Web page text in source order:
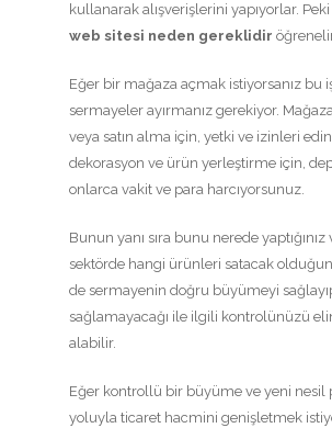
kullanarak alışverişlerini yapıyorlar. Peki
web sitesi neden gereklidir
Eğer bir mağaza açmak istiyorsanız bu
sermayeler ayırmanız gerekiyor.
veya satın alma için, yetki ve izinleri
dekorasyon ve ürün yerleştirme için,
onlarca vakit ve para harcıyorsunuz.
Bunun yanı sıra bunu nerede yaptığınız
sektörde hangi ürünleri satacak
de sermayenin doğru büyümeyi
sağlamayacağı ile ilgili kontrolünüzü
alabilir.
Eğer kontrollü bir büyüme ve yeni nesil
yoluyla ticaret hacmini genişletmek